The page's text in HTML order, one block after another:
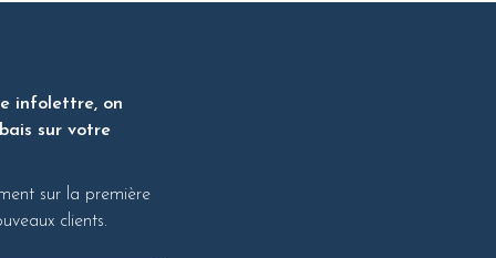
infolettre, on
sur votre
sur la première
clients.